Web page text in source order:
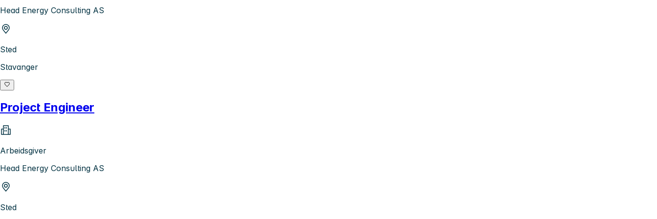
Head Energy Consulting AS
Sted
Stavanger
Project Engineer
Arbeidsgiver
Head Energy Consulting AS
Sted